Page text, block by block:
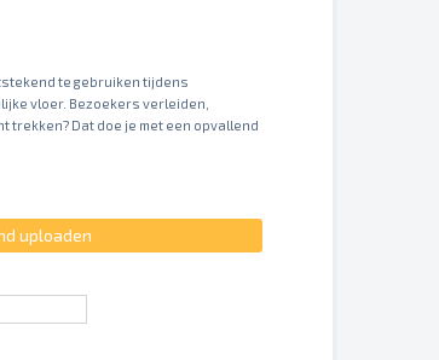
te gebruiken tijdens
vloer. Bezoekers verleiden,
trekken? Dat doe je met een opvallend
uploaden